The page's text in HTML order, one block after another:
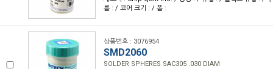
름 : / 코어 크기 : / 폼 :
상품번호 : 3076954
SMD2060
SOLDER SPHERES SAC305 .030 DIAM